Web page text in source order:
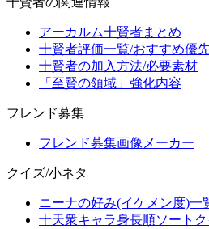
アーカルム十賢者まとめ
十賢者評価一覧/おすすめ優
十賢者の加入方法/必要素材
「至賢の領域」強化内容
フレンド募集
フレンド募集画像メーカー
クイズ/小ネタ
ニーナの好み(イケメン度)一
十天衆キャラ身長順ソート